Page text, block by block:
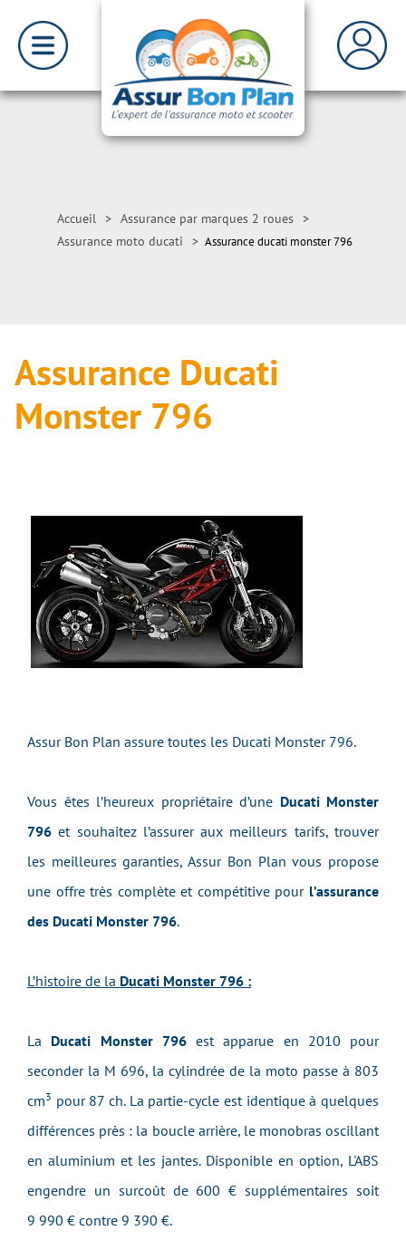
Accueil > Assurance par marques 2 roues >
Assurance moto ducati
> Assurance ducati monster 796
Assurance Ducati
Monster 796
Assur Bon Plan assure toutes les Ducati Monster 796.
Vous êtes l’heureux propriétaire d’une Ducati Monster
796et souhaitez l’assurer aux meilleurs tarifs, trouver
les meilleures garanties, Assur Bon Plan vous propose
une offre très complète et compétitive pour l’assurance
des Ducati Monster 796.
L’histoire de la Ducati Monster 796 :
La Ducati Monster 796 est apparue en 2010 pour
seconder la M 696, la cylindrée de la moto passe à 803
cm3 pour 87 ch. La partie-cycle est identique à quelques
différences près : la boucle arrière, le monobras oscillant
en aluminium et les jantes. Disponible en option, L'ABS
engendre un surcoût de 600 € supplémentaires soit
9 990 € contre 9 390 €.